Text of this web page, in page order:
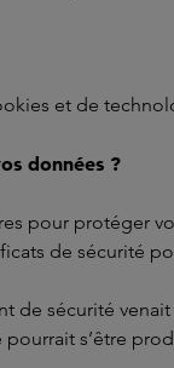
et de
données ?
pour protéger
de sécurité
de sécurité
s’être